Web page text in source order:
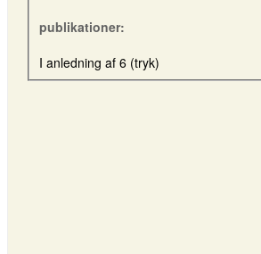
publikationer:
I anledning af 6 (tryk)